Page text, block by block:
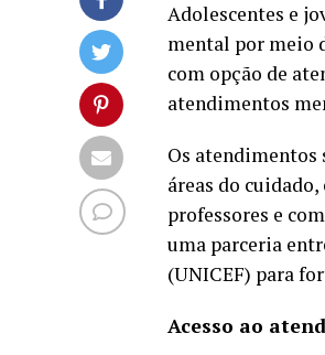
Adolescentes e
mental por meio
com opção de
atendimentos
Os atendimentos
áreas do
professores e
uma parceria
(UNICEF) para
Acesso ao